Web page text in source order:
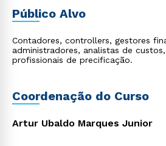
Público Alvo
Contadores, controllers, gestores
administradores, analistas de
profissionais de precificação.
Coordenação do Curso
Artur Ubaldo Marques Junior